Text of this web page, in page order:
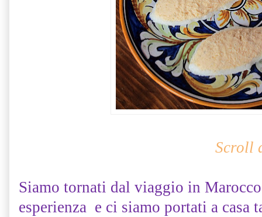
Scroll
Siamo tornati dal viaggio in
esperienza e ci siamo portati a